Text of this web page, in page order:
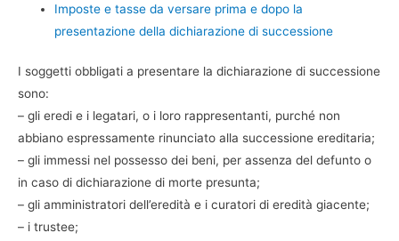
Imposte e tasse da versare prima e dopo la
presentazione della dichiarazione di successione
I soggetti obbligati a presentare la dichiarazione di successione
sono:
– gli eredi e i legatari, o i loro rappresentanti, purché non
abbiano espressamente rinunciato alla successione ereditaria;
– gli immessi nel possesso dei beni, per assenza del defunto o
in caso di dichiarazione di morte presunta;
– gli amministratori dell’eredità e i curatori di eredità giacente;
– i trustee;